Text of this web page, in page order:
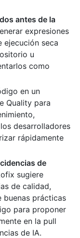
antes de la
expresiones
ejecución seca
u
como
en un
Quality para
desarrolladores
rápidamente
de
sugiere
de calidad,
buenas prácticas
para proponer
en la pull
de IA.